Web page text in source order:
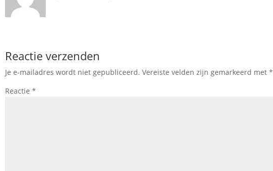
Reactie verzenden
Je e-mailadres wordt niet gepubliceerd. Vereiste velden zijn gemarkeerd met*
Reactie*